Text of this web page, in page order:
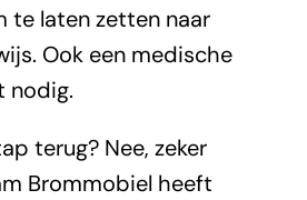
te laten zetten naar
Ook een medische
nodig.
terug? Nee, zeker
Brommobiel heeft